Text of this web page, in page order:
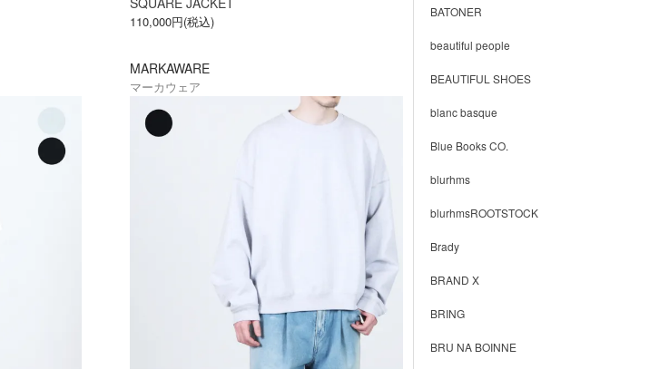
110,000円(税込)
MARKAWARE
マーカウェア
BATONER
beautiful people
BEAUTIFUL SHOES
blanc basque
Blue Books CO.
blurhms
blurhmsROOTSTOCK
Brady
BRAND X
BRING
BRU NA BOINNE